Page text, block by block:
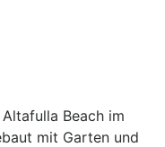
Beach im
mit Garten und